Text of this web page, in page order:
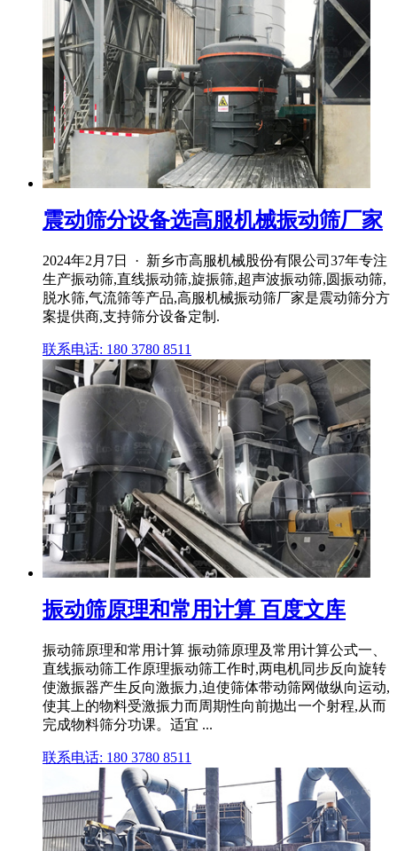
震动筛分设备选高服机械振动筛厂家
2024年2月7日 · 新乡市高服机械股份有限公司37年专注
生产振动筛,直线振动筛,旋振筛,超声波振动筛,圆振动筛,
脱水筛,气流筛等产品,高服机械振动筛厂家是震动筛分方
案提供商,支持筛分设备定制.
联系电话: 180 3780 8511
振动筛原理和常用计算 百度文库
振动筛原理和常用计算 振动筛原理及常用计算公式一、
直线振动筛工作原理振动筛工作时,两电机同步反向旋转
使激振器产生反向激振力,迫使筛体带动筛网做纵向运动,
使其上的物料受激振力而周期性向前抛出一个射程,从而
完成物料筛分功课。适宜 ...
联系电话: 180 3780 8511